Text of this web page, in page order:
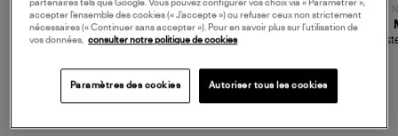
JEROME DREYFUSS
Sac Bobi S Cuir Lamé
NOUVELLE COLLECTION
TORAL
Mocassins Killian Sport
partenaires tels que Google. Vous pouvez configurer vos choix via « Paramétrer »,
accepter l’ensemble des cookies (« J’accepte ») ou refuser ceux non strictement
nécessaires (« Continuer sans accepter »). Pour en savoir plus sur l’utilisation de
vos données, consulter notre politique de cookies
Paramètres des cookies Autoriser tous les cookies